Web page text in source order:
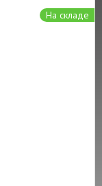
На складе